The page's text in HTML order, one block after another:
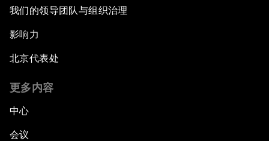
我们的领导团队与组织治理
影响力
北京代表处
更多内容
中心
会议